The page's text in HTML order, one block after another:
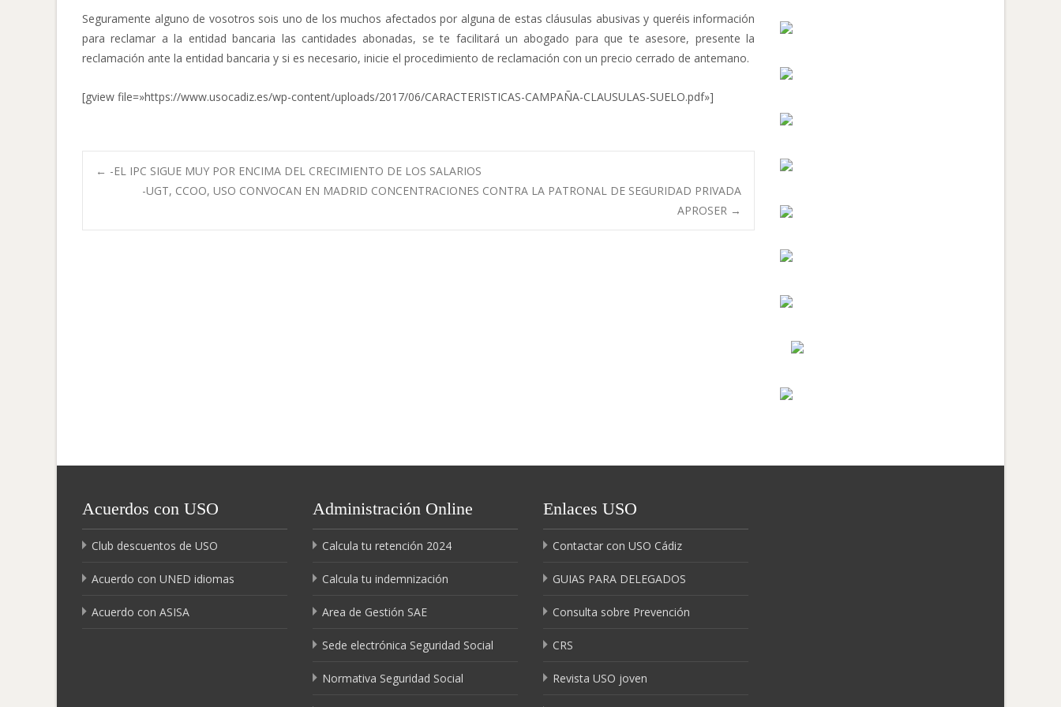
Seguramente alguno de vosotros sois uno de los muchos afectados por alguna de estas cláusulas abusivas y queréis información
para reclamar a la entidad bancaria las cantidades abonadas, se te facilitará un abogado para que te asesore, presente la
reclamación ante la entidad bancaria y si es necesario, inicie el procedimiento de reclamación con un precio cerrado de antemano.
[gview file=»https://www.usocadiz.es/wp-content/uploads/2017/06/CARACTERISTICAS-CAMPAÑA-CLAUSULAS-SUELO.pdf»]
Navegación
de
← -EL IPC SIGUE MUY POR ENCIMA DEL CRECIMIENTO DE LOS SALARIOS
-UGT, CCOO, USO CONVOCAN EN MADRID CONCENTRACIONES CONTRA LA PATRONAL DE SEGURIDAD PRIVADA
APROSER →
Acuerdos con USO
Club descuentos de USO
Acuerdo con UNED idiomas
Acuerdo con ASISA
Administración Online
Calcula tu retención 2024
Calcula tu indemnización
Area de Gestión SAE
Sede electrónica Seguridad Social
Normativa Seguridad Social
Enlaces USO
Contactar con USO Cádiz
GUIAS PARA DELEGADOS
Consulta sobre Prevención
CRS
Revista USO joven